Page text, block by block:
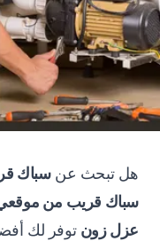
هل تبحث عنسباك
سباك قريب من
عزل زون توفر لك